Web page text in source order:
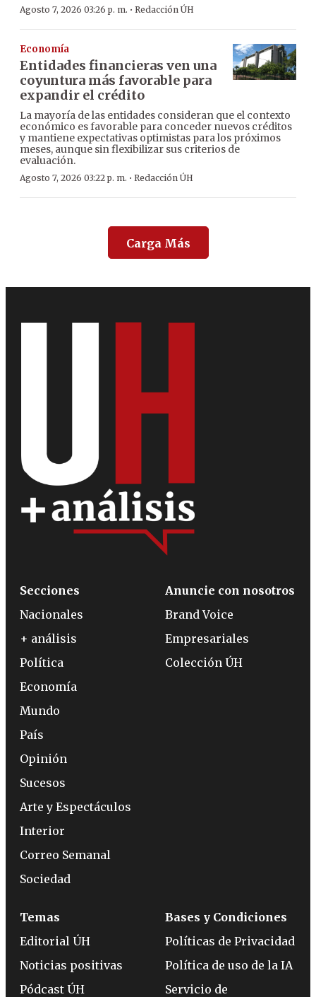
Agosto 7, 2026 03:26 p. m. · Redacción ÚH
Economía
Entidades financieras ven una
coyuntura más favorable para
expandir el crédito
La mayoría de las entidades consideran que el contexto
económico es favorable para conceder nuevos créditos
y mantiene expectativas optimistas para los próximos
meses, aunque sin flexibilizar sus criterios de
evaluación.
Agosto 7, 2026 03:22 p. m. · Redacción ÚH
Carga Más
Secciones
Nacionales
+ análisis
Política
Economía
Mundo
País
Opinión
Sucesos
Arte y Espectáculos
Interior
Correo Semanal
Sociedad
Anuncie con nosotros
Brand Voice
Empresariales
Colección ÚH
Temas
Editorial ÚH
Noticias positivas
Pódcast ÚH
Bases y Condiciones
Políticas de Privacidad
Política de uso de la IA
Servicio de